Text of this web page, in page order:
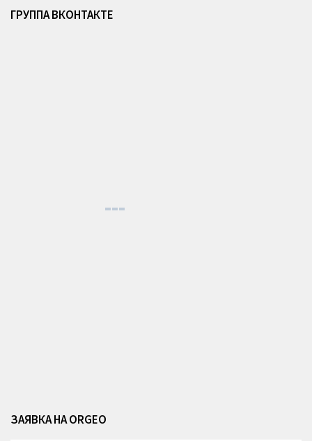
ГРУППА ВКОНТАКТЕ
ЗАЯВКА НА ORGEO